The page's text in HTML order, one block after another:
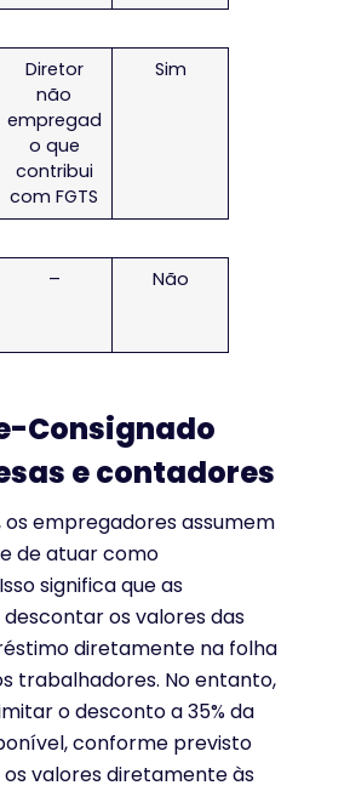
Diretor
não
empregad
o que
contribui
com FGTS
Sim
– Não
Consignado
e contadores
os empregadores assumem
de atuar como
significa que as
os valores das
diretamente na folha
trabalhadores. No entanto,
o desconto a 35% da
conforme previsto
valores diretamente às